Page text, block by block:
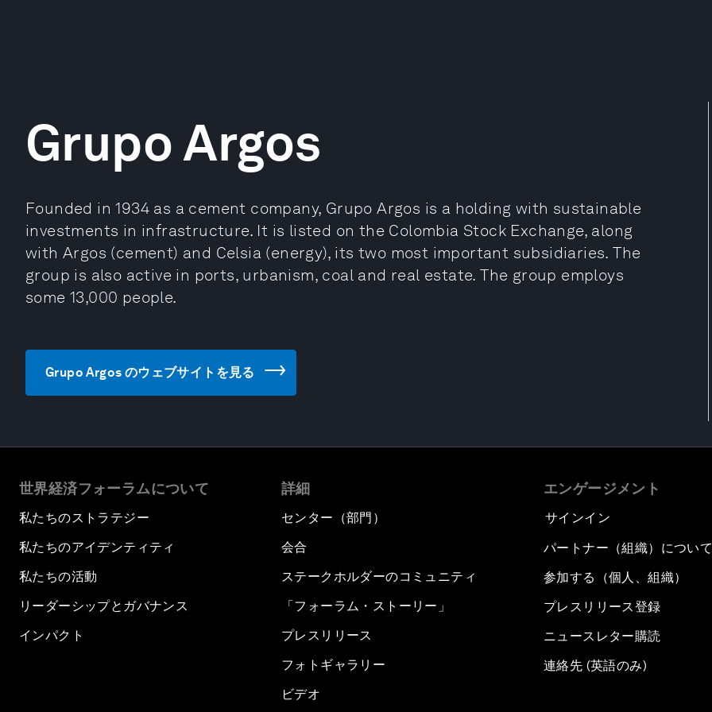
Grupo Argos
Founded in 1934 as a cement company, Grupo Argos is a holding with sustainable
investments in infrastructure. It is listed on the Colombia Stock Exchange, along
with Argos (cement) and Celsia (energy), its two most important subsidiaries. The
group is also active in ports, urbanism, coal and real estate. The group employs
some 13,000 people.
Grupo Argos のウェブサイトを見る
世界経済フォーラムについて
私たちのストラテジー
私たちのアイデンティティ
私たちの活動
リーダーシップとガバナンス
インパクト
詳細
センター（部門）
会合
ステークホルダーのコミュニティ
「フォーラム・ストーリー」
プレスリリース
フォトギャラリー
ビデオ
エンゲージメント
サインイン
パートナー（組織）について
参加する（個人、組織）
プレスリリース登録
ニュースレター購読
連絡先 (英語のみ)